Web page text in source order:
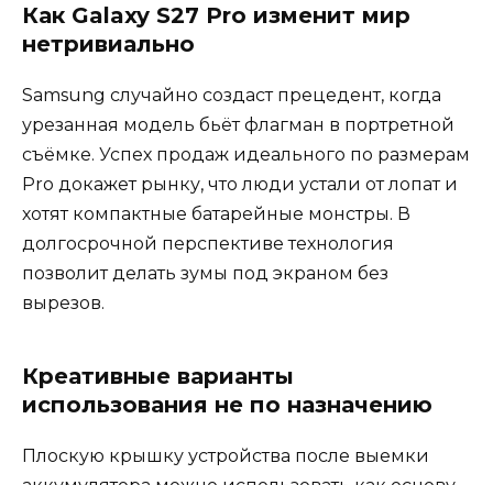
Как Galaxy S27 Pro изменит мир
нетривиально
Samsung случайно создаст прецедент, когда
урезанная модель бьёт флагман в портретной
съёмке. Успех продаж идеального по размерам
Pro докажет рынку, что люди устали от лопат и
хотят компактные батарейные монстры. В
долгосрочной перспективе технология
позволит делать зумы под экраном без
вырезов.
Креативные варианты
использования не по назначению
Плоскую крышку устройства после выемки